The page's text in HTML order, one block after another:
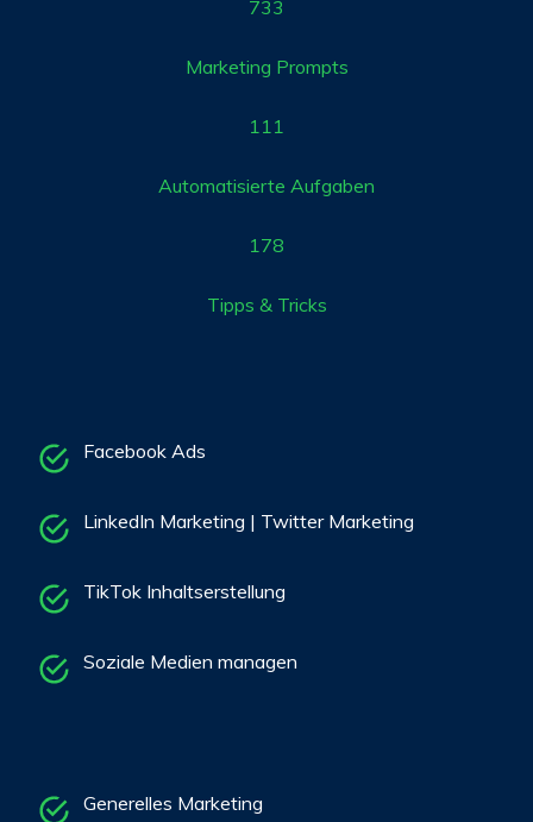
888
Marketing Prompts
138
Automatisierte Aufgaben
220
Tipps & Tricks
Facebook Ads
LinkedIn Marketing | Twitter Marketing
TikTok Inhaltserstellung
Soziale Medien managen
Generelles Marketing